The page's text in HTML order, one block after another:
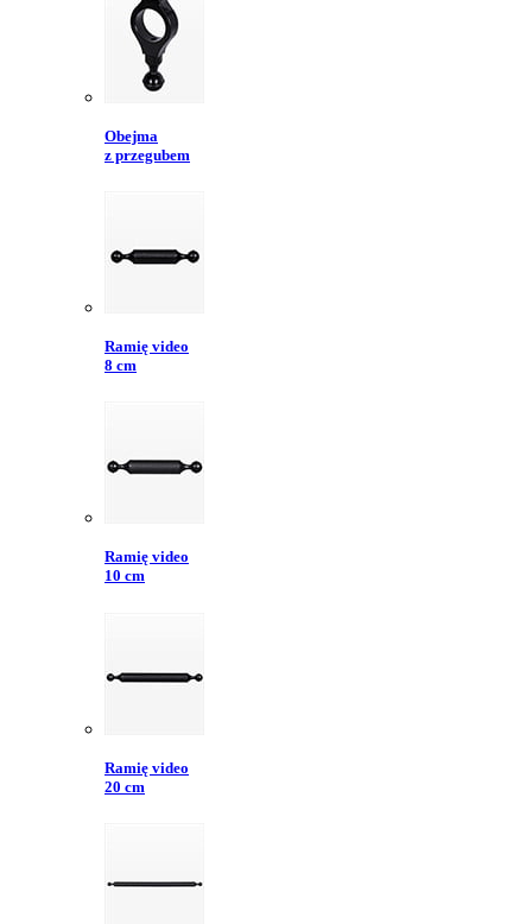
Obejma
z przegubem
Ramię video
8 cm
Ramię video
10 cm
Ramię video
20 cm